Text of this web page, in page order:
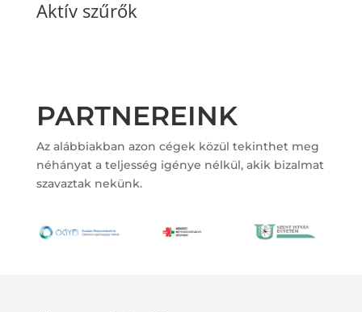
Aktív szűrők
PARTNEREINK
Az alábbiakban azon cégek közül tekinthet meg
néhányat a teljesség igénye nélkül, akik bizalmat
szavaztak nekünk.